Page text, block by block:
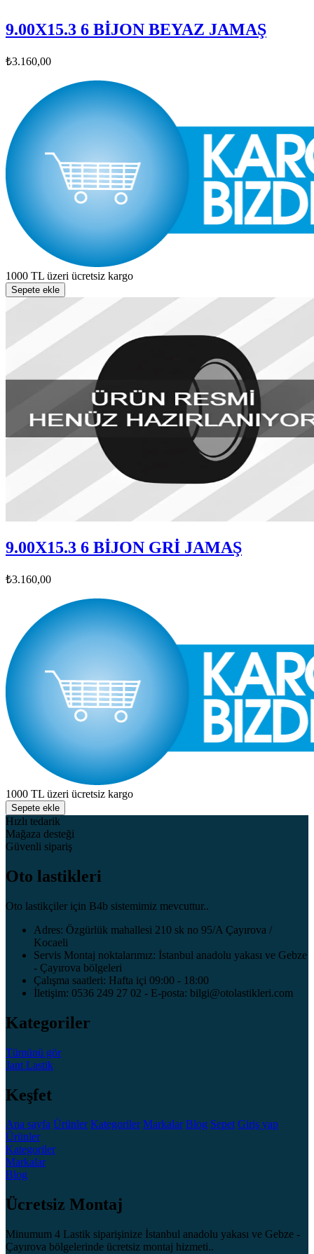
9.00X15.3 6 BİJON BEYAZ JAMAŞ
₺3.160,00
1000 TL üzeri ücretsiz kargo
Sepete ekle
9.00X15.3 6 BİJON GRİ JAMAŞ
₺3.160,00
1000 TL üzeri ücretsiz kargo
Sepete ekle
Hızlı tedarik
Mağaza desteği
Güvenli sipariş
Oto lastikleri
Oto lastikçiler için B4b sistemimiz mevcuttur..
Adres: Özgürlük mahallesi 210 sk no 95/A Çayırova /
Kocaeli
Servis Montaj noktalarımız: İstanbul anadolu yakası ve Gebze
- Çayırova bölgeleri
Çalışma saatleri: Hafta içi 09:00 - 18:00
İletişim: 0536 249 27 02 - E-posta: bilgi@otolastikleri.com
Kategoriler
Tümünü gör
Jant Lastik
Keşfet
Ana sayfa Ürünler Kategoriler Markalar Blog Sepet Giriş yap
Ürünler
Kategoriler
Markalar
Blog
Ücretsiz Montaj
Minumum 4 Lastik siparişinize İstanbul anadolu yakası ve Gebze -
Çayırova bölgelerinde ücretsiz montaj hizmeti..